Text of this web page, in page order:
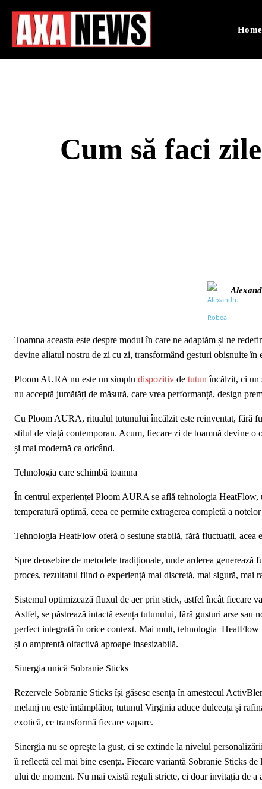
Home
Cum să faci
Toamna aceasta este despre modul în care ne adaptăm și ne
devine aliatul nostru de zi cu zi, transformând gesturi obișnuite
Ploom AURA nu este un simplu dispozitiv de tutun încălzit, ci un
nu acceptă jumătăți de măsură, care vrea performanță, design
Cu Ploom AURA, ritualul tutunului încălzit este reinventat, fără
stilul de viață contemporan. Acum, fiecare zi de toamnă devine
și mai modernă ca oricând.
Tehnologia care schimbă toamna
În centrul experienței Ploom AURA se află tehnologia
temperatură optimă, ceea ce permite extragerea completă a
Tehnologia HeatFlow oferă o sesiune stabilă, fără fluctuații, acea
Spre deosebire de metodele tradiționale, unde arderea
proces, rezultatul fiind o experiență mai discretă, mai sigură, mai
Sistemul optimizează fluxul de aer prin stick, astfel încât fiecare
Astfel, se păstrează intactă esența tutunului, fără gusturi arse sau
perfect integrată în orice context. Mai mult, tehnologia HeatFlow
și o amprentă olfactivă aproape insesizabilă.
Sinergia unică Sobranie Sticks
Rezervele Sobranie Sticks își găsesc esența în amestecul
melanj nu este întâmplător, tutunul Virginia aduce dulceața și
exotică, ce transformă fiecare vapare.
Sinergia nu se oprește la gust, ci se extinde la nivelul
îi reflectă cel mai bine esența. Fiecare variantă Sobranie Sticks
ului de moment. Nu mai există reguli stricte, ci doar invitația de a